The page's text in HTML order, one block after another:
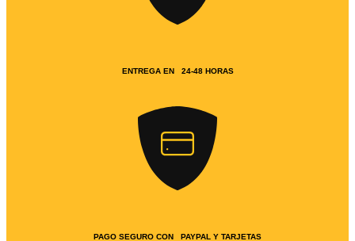
ENTREGA EN 24-48 HORAS
PAGO SEGURO CON PAYPAL Y TARJETAS